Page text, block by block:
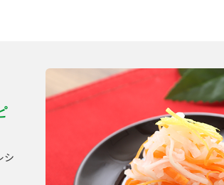
シ